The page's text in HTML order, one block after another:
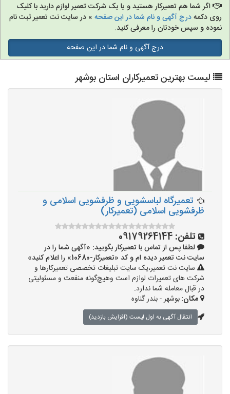
اگر شما هم تعمیرکار هستید و یا یک شرکت تعمیر لوازم دارید با کلیک
روی دکمهدرج آگهی و نام شما در این صفحه » در سایت نت تعمیر ثبت نام
نموده و سپس خودتان را معرفی کنید.
درج آگهی و نام شما در این صفحه
لیست بهترین تعمیرکاران استان بوشهر
تعمیرگاه لباسشویی و ظرفشویی اسلامی و
ظرفشویی اسلامی (تعمیرکار)
تلفن: 09179264144
لطفا پس از تماس با تعمیرکار بگویید: «آگهی شما را در
سایت نت تعمیر دیده ام و کد «تعمیرکار-10680» را اعلام کنید»
سایت نت تعمیر،یک سایت تبلیغات تخصصی تعمیرکارها و
شرکت های تعمیرات لوازم است وهیچ‌گونه منفعت و مسئولیتی
در قبال معامله شما ندارد.
مکان:بوشهر - بندر گناوه
انتقال آگهی به اول لیست (افزایش بازدید)